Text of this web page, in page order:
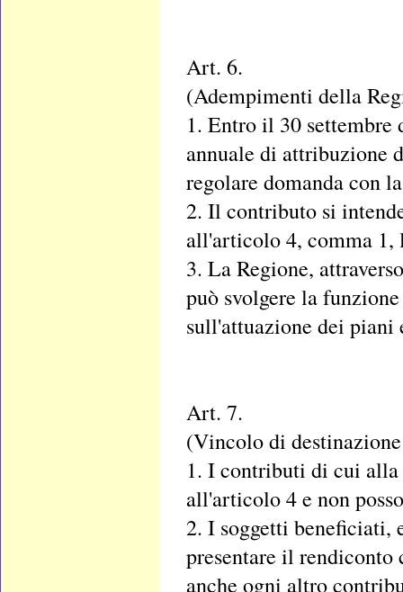
Art. 6.
(Adempimenti della
1. Entro il 30
annuale di attribuzione
regolare domanda con
2. Il contributo si
all'articolo 4, comma 1,
3. La Regione,
può svolgere la
sull'attuazione dei piani
Art. 7.
(Vincolo di
1. I contributi di cui alla
all'articolo 4 e non
2. I soggetti beneficiati,
presentare il
anche ogni altro